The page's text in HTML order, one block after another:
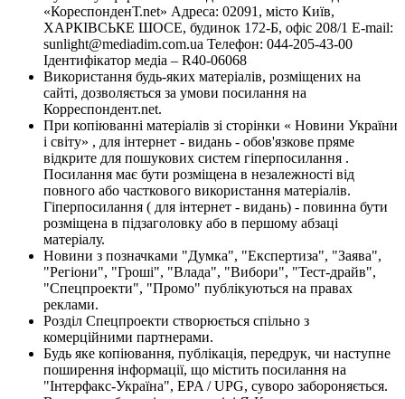
«КореспонденТ.net» Адреса: 02091, місто Київ,
ХАРКІВСЬКЕ ШОСЕ, будинок 172-Б, офіс 208/1 E-mail:
sunlight@mediadim.com.ua Телефон: 044-205-43-00
Ідентифікатор медіа – R40-06068
Використання будь-яких матеріалів, розміщених на
сайті, дозволяється за умови посилання на
Корреспондент.net.
При копіюванні матеріалів зі сторінки « Новини України
і світу» , для інтернет - видань - обов'язкове пряме
відкрите для пошукових систем гіперпосилання .
Посилання має бути розміщена в незалежності від
повного або часткового використання матеріалів.
Гіперпосилання ( для інтернет - видань) - повинна бути
розміщена в підзаголовку або в першому абзаці
матеріалу.
Новини з позначками "Думка", "Експертиза", "Заява",
"Регіони", "Гроші", "Влада", "Вибори", "Тест-драйв",
"Спецпроекти", "Промо" публікуються на правах
реклами.
Розділ Спецпроекти створюється спільно з
комерційними партнерами.
Будь яке копіювання, публікація, передрук, чи наступне
поширення інформації, що містить посилання на
"Інтерфакс-Україна", EPA / UPG, суворо забороняється.